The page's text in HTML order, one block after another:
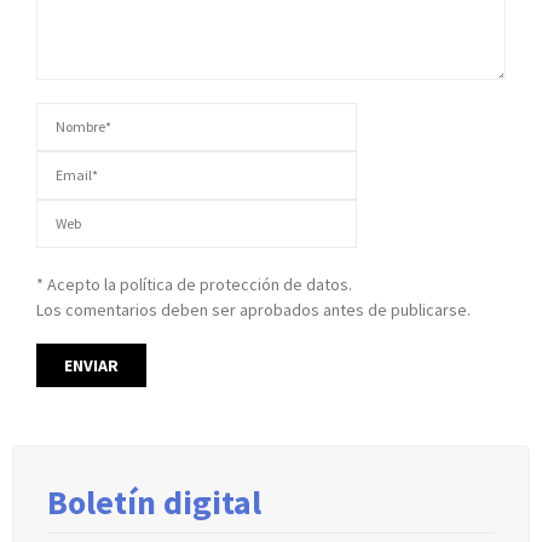
* Acepto la política de protección de datos.
Los comentarios deben ser aprobados antes de publicarse.
Boletín digital